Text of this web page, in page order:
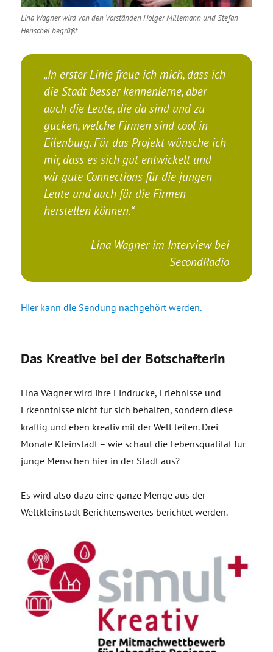
Lina Wagner wird von den Vorständen Holger Millemann und Stefan
Henschel begrüßt
„In erster Linie freue ich mich, dass ich
die Stadt besser kennenlerne, aber
auch die Leute, die da sind und zu
gucken, welche Firmen sind cool in
Eilenburg. Für das Projekt wünsche ich
mir, dass es sich gut entwickelt und
wir gute Connections für die jungen
Leute und auch für die Firmen
herstellen können.“
Lina Wagner im Interview bei
SecondRadio
Hier kann die Sendung nachgehört werden.
Das Kreative bei der Botschafterin
Lina Wagner wird ihre Eindrücke, Erlebnisse und
Erkenntnisse nicht für sich behalten, sondern diese
kräftig und eben kreativ mit der Welt teilen. Drei
Monate Kleinstadt – wie schaut die Lebensqualität für
junge Menschen hier in der Stadt aus?
Es wird also dazu eine ganze Menge aus der
Weltkleinstadt Berichtenswertes berichtet werden.